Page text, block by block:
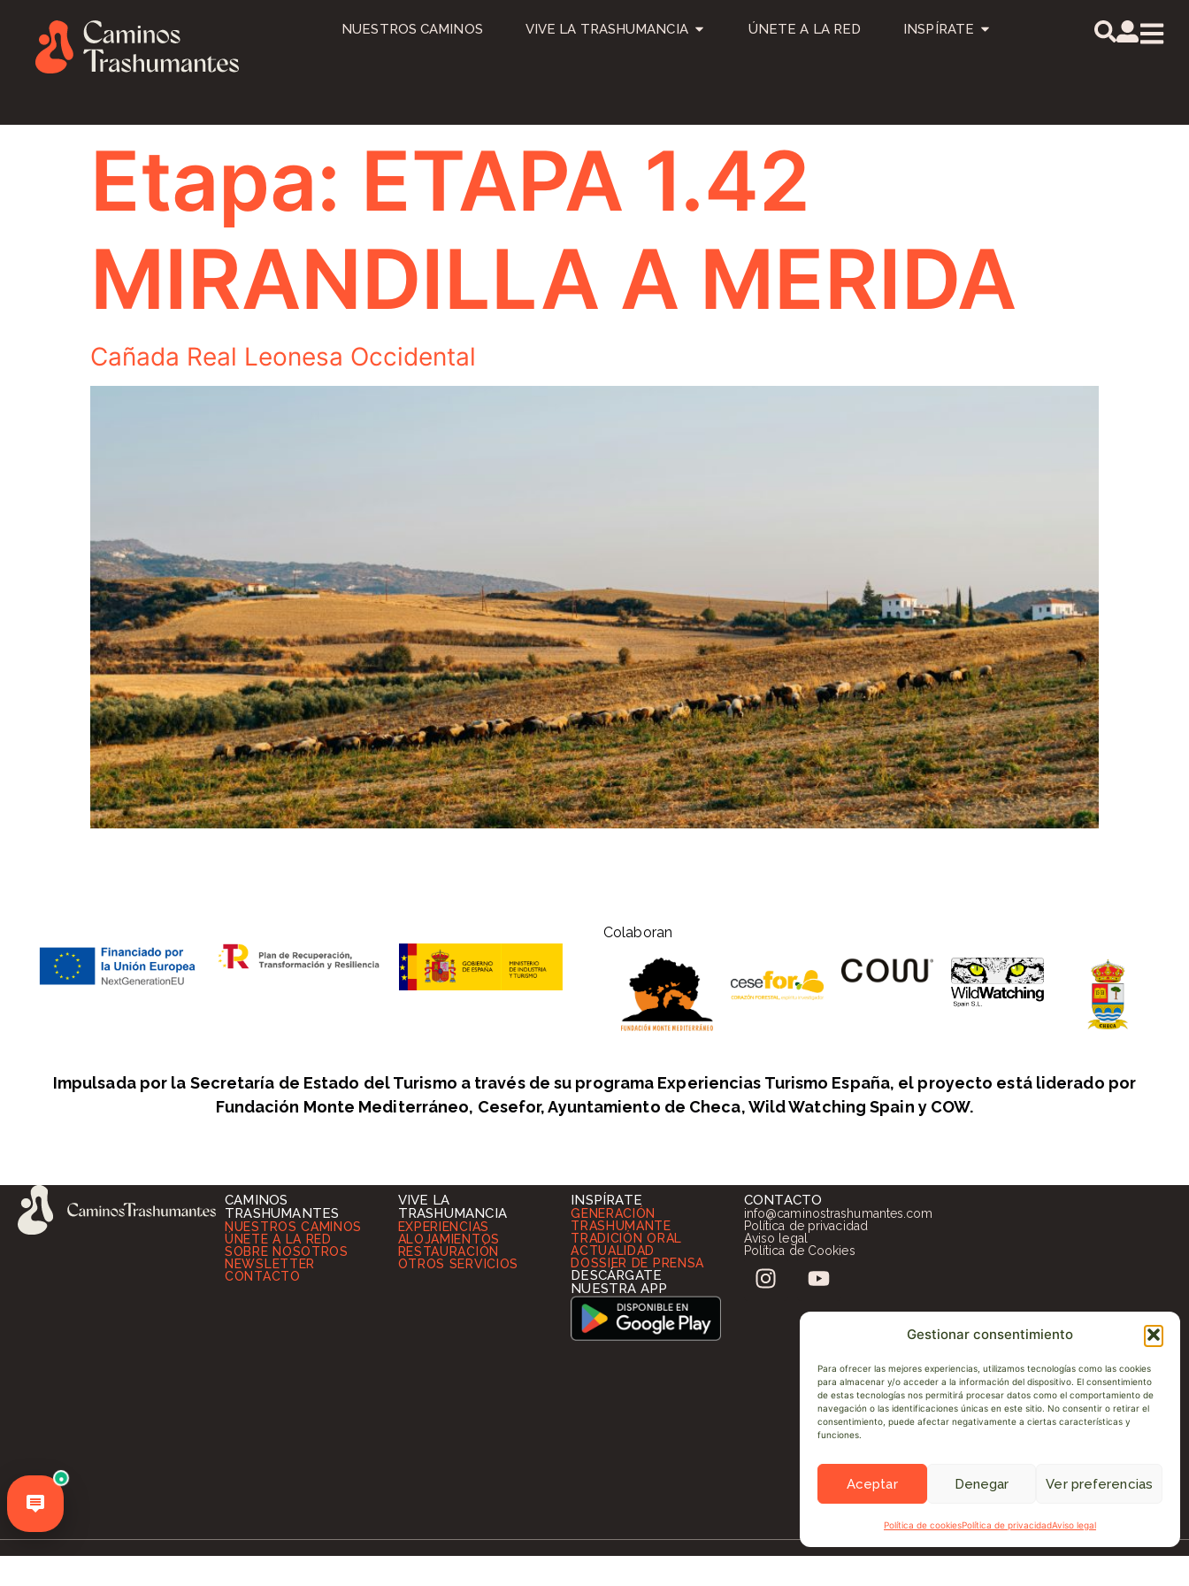
Gestionar consentimiento
Para ofrecer las mejores experiencias, utilizamos tecnologías como las cookies
para almacenar y/o acceder a la información del dispositivo. El consentimiento
de estas tecnologías nos permitirá procesar datos como el comportamiento de
navegación o las identificaciones únicas en este sitio. No consentir o retirar el
consentimiento, puede afectar negativamente a ciertas características y
funciones.
Aceptar Denegar Ver preferencias
Política de cookiesPolítica de privacidadAviso legal
NUESTROS CAMINOS VIVE LA TRASHUMANCIA ÚNETE A LA RED INSPÍRATE
Etapa: ETAPA 1.42
MIRANDILLA A MERIDA
Cañada Real Leonesa Occidental
Colaboran
Impulsada por la Secretaría de Estado del Turismo a través de su programa Experiencias Turismo España, el proyecto está liderado por
Fundación Monte Mediterráneo, Cesefor, Ayuntamiento de Checa, Wild Watching Spain y COW.
CAMINOS
TRASHUMANTES
NUESTROS CAMINOS
ÚNETE A LA RED
SOBRE NOSOTROS
NEWSLETTER
CONTACTO
VIVE LA
TRASHUMANCIA
EXPERIENCIAS
ALOJAMIENTOS
RESTAURACIÓN
OTROS SERVICIOS
INSPÍRATE
GENERACIÓN
TRASHUMANTE
TRADICIÓN ORAL
ACTUALIDAD
DOSSIER DE PRENSA
DESCÁRGATE
NUESTRA APP
CONTACTO
info@caminostrashumantes.com
Política de privacidad
Aviso legal
Política de Cookies
●